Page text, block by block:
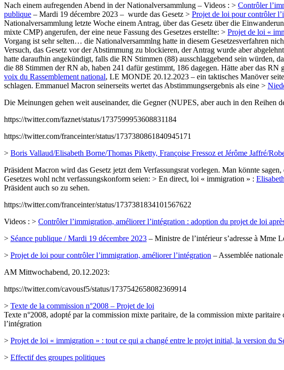
Nach einem aufregenden Abend in der Nationalversammlung – Videos : > Contrôler
publique – Mardi 19 décembre 2023 – wurde das Gesetz > Projet de loi pour contrôler
Nationalversammlung letzte Woche einem Antrag, über das Gesetz über die
mixte CMP) angerufen, der eine neue Fassung des Gesetzes erstellte: > Projet de loi «
Vorgang ist sehr selten… die Nationalversammlng hatte in diesem Gesetzesverfahren
Versuch, das Gesetz vor der Abstimmung zu blockieren, der Antrag wurde aber
hatte daraufhin angekündigt, falls die RN Stimmen (88) ausschlaggebend sein würden,
die 88 Stimmen der RN ab, haben 241 dafür gestimmt, 186 dagegen. Hätte aber das
voix du Rassemblement national, LE MONDE 20.12.2023 – ein taktisches Manöver
schlagen. Emmanuel Macron seinerseits wertet das Abstimmungsergebnis als eine >
Die Meinungen gehen weit auseinander, die Gegner (NUPES, aber auch in den
https://twitter.com/faznet/status/1737599953608831184
https://twitter.com/franceinter/status/1737380861840945171
> Boris Vallaud/Elisabeth Borne/Thomas Piketty, Françoise Fressoz et Jérôme Jaffré/
Präsident Macron wird das Gesetz jetzt dem Verfassungsrat vorlegen. Man könnte
Gesetzes wohl ncht verfassungskonform seien: > En direct, loi « immigration » :
Präsident auch so zu sehen.
https://twitter.com/franceinter/status/1737381834101567622
Videos : > Contrôler l’immigration, améliorer l’intégration : adoption du projet de loi
> Séance publique / Mardi 19 décembre 2023 – Ministre de l’intérieur s’adresse à Mme
> Projet de loi pour contrôler l’immigration, améliorer l’intégration – Assemblée nationale
AM Mittwochabend, 20.12.2023:
https://twitter.com/cavousf5/status/1737542658082369914
> Texte de la commission n°2008 – Projet de loi
Texte n°2008, adopté par la commission mixte paritaire, de la commission mixte
l’intégration
> Projet de loi « immigration » : tout ce qui a changé entre le projet initial, la version du
> Effectif des groupes politiques